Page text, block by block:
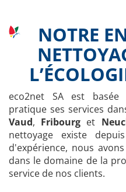
NOTRE
eco2net SA est
pratique ses services
Vaud, Fribourg et
nettoyage existe
d'expérience, nous
dans le domaine de la
service de nos clients.